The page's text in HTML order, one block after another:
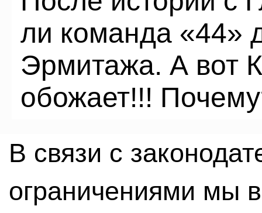
ли команда «44»
Эрмитажа. А вот
обожает!!!
В связи с
ограничениями мы